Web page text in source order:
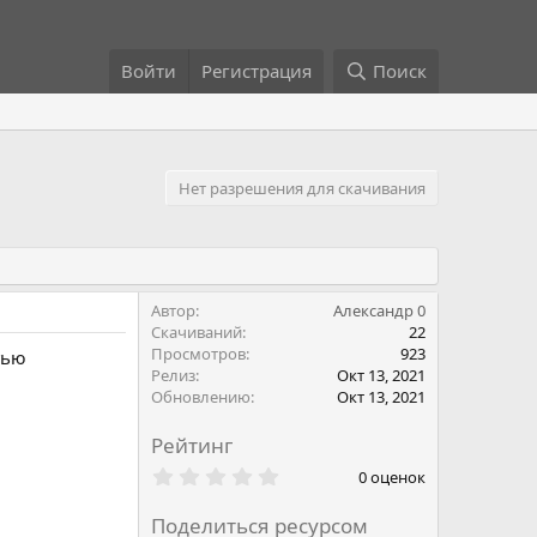
Войти Регистрация Поиск
Нет разрешения для скачивания
Автор
Александр 0
Скачиваний
22
Просмотров
923
Релиз
Окт 13, 2021
Обновлению
Окт 13, 2021
Рейтинг
0
0 оценок
Поделиться ресурсом